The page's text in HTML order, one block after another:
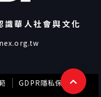
識華人社會與文化
GDPR隱私保護